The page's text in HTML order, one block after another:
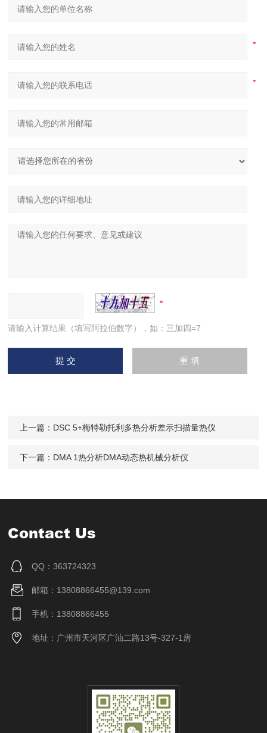
请输入计算结果（填写阿拉伯数字），如：三加四=7
上一篇： DSC 5+梅特勒托利多热分析差示扫描量热仪
下一篇： DMA 1热分析DMA动态热机械分析仪
Contact Us
QQ：363724323
邮箱：13808866455@139.com
手机：13808866455
地址：广州市天河区广汕二路13号-327-1房